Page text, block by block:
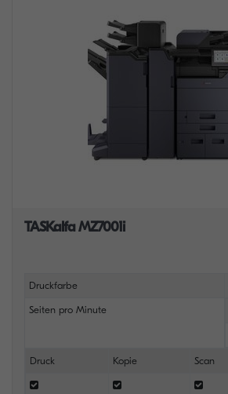
TASKalfa MZ7001i
Druckfarbe
Seiten pro Minute
Druck Kopie Scan